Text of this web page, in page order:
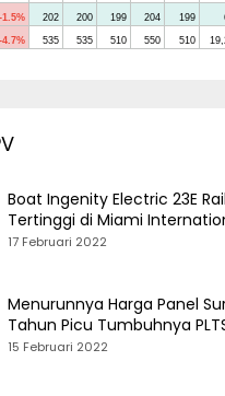
Boat Ingenity Electric 23E Raih Penghargaan
Tertinggi di Miami
17 Februari 2022
Menurunnya Harga Panel
Tahun Picu Tumbuhnya
15 Februari 2022